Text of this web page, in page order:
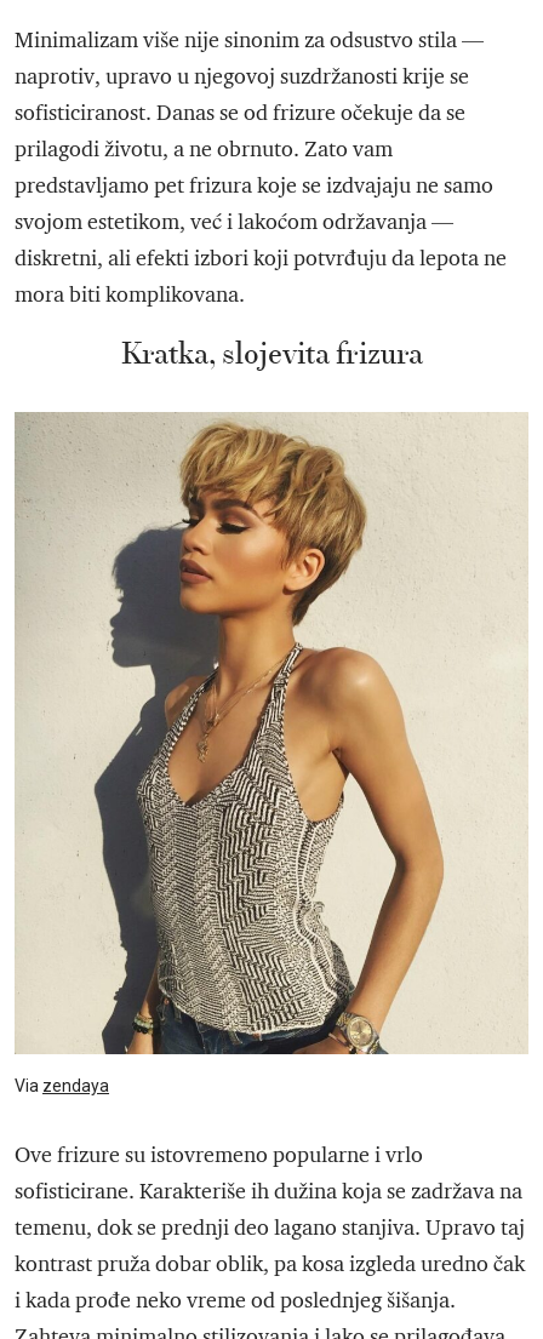
Minimalizam više nije sinonim za odsustvo stila —
naprotiv, upravo u njegovoj suzdržanosti krije se
sofisticiranost. Danas se od frizure očekuje da se
prilagodi životu, a ne obrnuto. Zato vam
predstavljamo pet frizura koje se izdvajaju ne samo
svojom estetikom, već i lakoćom održavanja —
diskretni, ali efekti izbori koji potvrđuju da lepota ne
mora biti komplikovana.
Kratka, slojevita frizura
Via zendaya
Ove frizure su istovremeno popularne i vrlo
sofisticirane. Karakteriše ih dužina koja se zadržava na
temenu, dok se prednji deo lagano stanjiva. Upravo taj
kontrast pruža dobar oblik, pa kosa izgleda uredno čak
i kada prođe neko vreme od poslednjeg šišanja.